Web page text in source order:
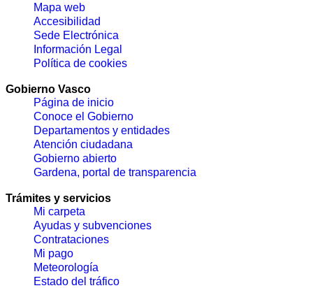
Mapa web
Accesibilidad
Sede Electrónica
Información Legal
Política de cookies
Gobierno Vasco
Página de inicio
Conoce el Gobierno
Departamentos y entidades
Atención ciudadana
Gobierno abierto
Gardena, portal de transparencia
Trámites y servicios
Mi carpeta
Ayudas y subvenciones
Contrataciones
Mi pago
Meteorología
Estado del tráfico